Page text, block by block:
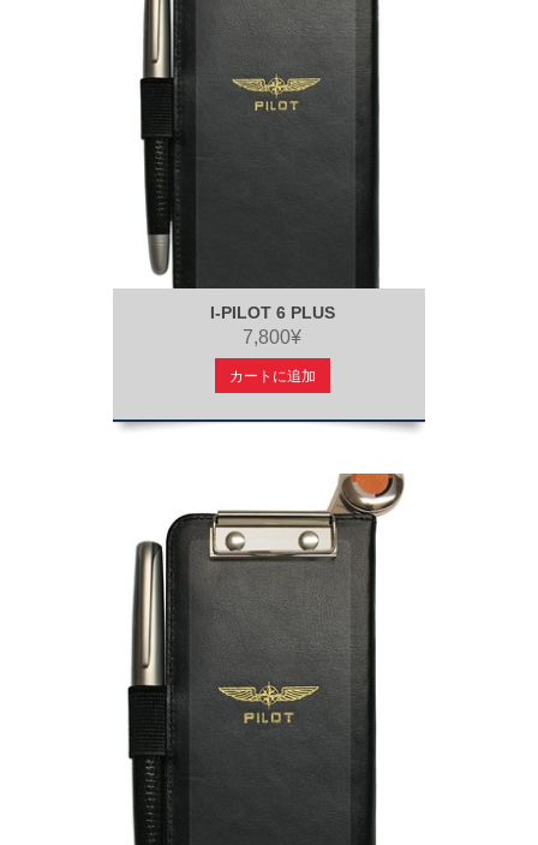
I-PILOT 6 PLUS
7,800¥
カートに追加